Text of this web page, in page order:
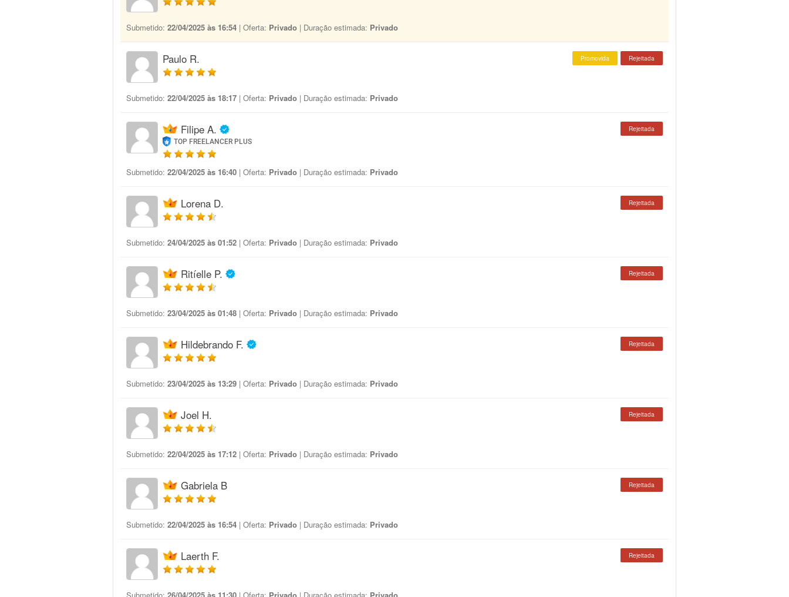
Submetido: 22/04/2025 às 16:54 | Oferta: Privado | Duração estimada: Privado
Paulo R. Promovida Rejeitada
Submetido: 22/04/2025 às 18:17 | Oferta: Privado | Duração estimada: Privado
Filipe A.
TOP FREELANCER PLUS
Rejeitada
Submetido: 22/04/2025 às 16:40 | Oferta: Privado | Duração estimada: Privado
Lorena D. Rejeitada
Submetido: 24/04/2025 às 01:52 | Oferta: Privado | Duração estimada: Privado
Ritíelle P. Rejeitada
Submetido: 23/04/2025 às 01:48 | Oferta: Privado | Duração estimada: Privado
Hildebrando F. Rejeitada
Submetido: 23/04/2025 às 13:29 | Oferta: Privado | Duração estimada: Privado
Joel H. Rejeitada
Submetido: 22/04/2025 às 17:12 | Oferta: Privado | Duração estimada: Privado
Gabriela B Rejeitada
Submetido: 22/04/2025 às 16:54 | Oferta: Privado | Duração estimada: Privado
Laerth F. Rejeitada